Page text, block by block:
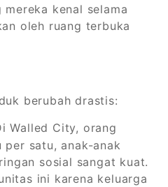
kenal selama
oleh ruang terbuka
berubah drastis:
Walled City, orang
per satu, anak-anak
sosial sangat kuat.
ini karena keluarga